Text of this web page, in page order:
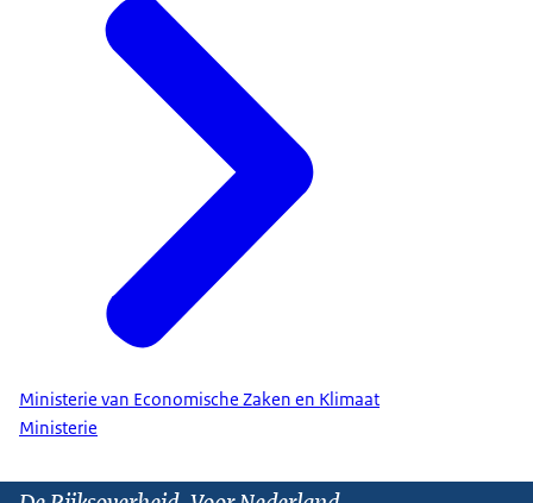
Ministerie van Economische Zaken en Klimaat
Ministerie